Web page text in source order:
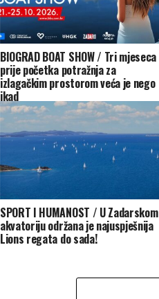
BIOGRAD BOAT SHOW / Tri mjeseca
prije početka potražnja za
izlagačkim prostorom veća je nego
ikad
SPORT I HUMANOST / U Zadarskom
akvatoriju održana je najuspješnija
Lions regata do sada!